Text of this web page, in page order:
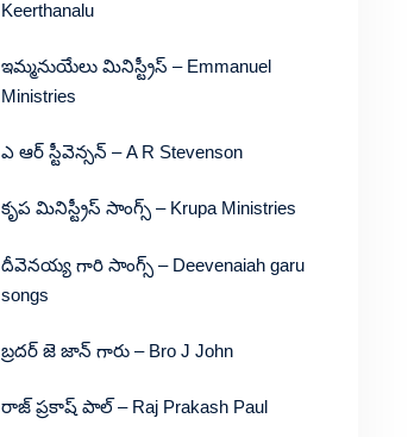
Keerthanalu
ఇమ్మనుయేలు మినిస్ట్రీస్ – Emmanuel
Ministries
ఎ ఆర్ స్టీవెన్సన్ – A R Stevenson
కృప మినిస్ట్రీస్ సాంగ్స్ – Krupa Ministries
దీవెనయ్య గారి సాంగ్స్ – Deevenaiah garu
songs
బ్రదర్ జె జాన్ గారు – Bro J John
రాజ్ ప్రకాష్ పాల్ – Raj Prakash Paul